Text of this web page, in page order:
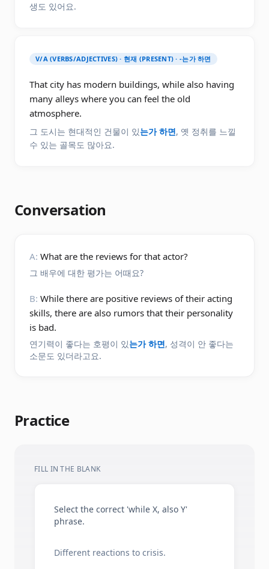
생도 있어요.
V/A (VERBS/ADJECTIVES) · 현재 (PRESENT) · -는가 하면
That city has modern buildings, while also having
many alleys where you can feel the old
atmosphere.
그 도시는 현대적인 건물이 있는가 하면, 옛 정취를 느낄
수 있는 골목도 많아요.
Conversation
A: What are the reviews for that actor?
그 배우에 대한 평가는 어때요?
B: While there are positive reviews of their acting
skills, there are also rumors that their personality
is bad.
연기력이 좋다는 호평이 있는가 하면, 성격이 안 좋다는
소문도 있더라고요.
Practice
FILL IN THE BLANK
Select the correct 'while X, also Y'
phrase.
Different reactions to crisis.